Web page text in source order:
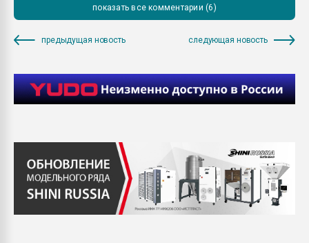
показать все комментарии (6)
предыдущая новость следующая новость